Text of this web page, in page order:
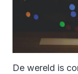
De wereld is